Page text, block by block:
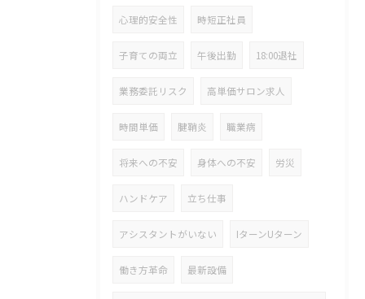
心理的安全性 時短正社員
子育ての両立 午後出勤 18:00退社
業務委託リスク 高単価サロン求人
時間単価 腱鞘炎 職業病
将来への不安 身体への不安 労災
ハンドケア 立ち仕事
アシスタントがいない IターンUターン
働き方革命 最新設備